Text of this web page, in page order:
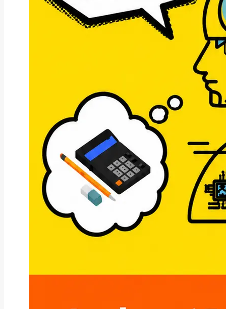
法｜中小企業・個...
2026年8月5日